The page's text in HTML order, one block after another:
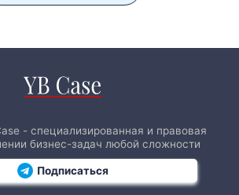
- специализированная и правовая
бизнес-задач любой сложности
Подписаться